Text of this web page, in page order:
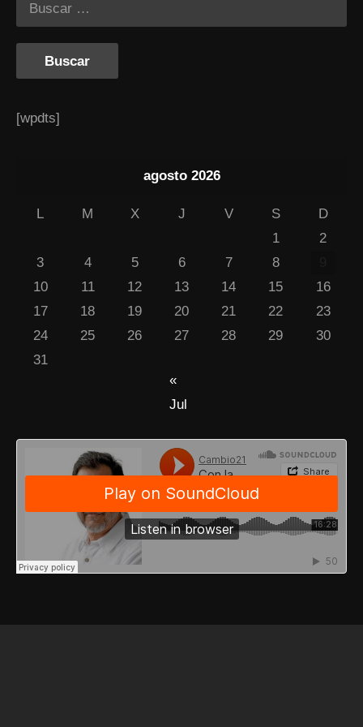
[wpdts]
agosto 2026
L M X J V S
D
1
2
3
4 5 6 7 8
10
11 12 13 14 15
16
17
18 19 20 21 22
23
24
25 26 27 28 29
30
31
«
Jul